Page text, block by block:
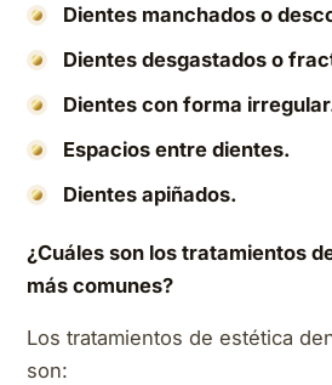
Dientes manchados o
Dientes desgastados o
Dientes con forma
Espacios entre dientes.
Dientes apiñados.
¿Cuáles son los tratamientos
más comunes?
Los tratamientos de estética
son: